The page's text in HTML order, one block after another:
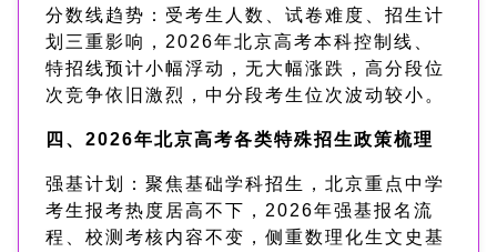
分数线趋势：受考生人数、试卷难度、招生计
划三重影响，2026年北京高考本科控制线、
特招线预计小幅浮动，无大幅涨跌，高分段位
次竞争依旧激烈，中分段考生位次波动较小。
四、2026年北京高考各类特殊招生政策梳理
强基计划：聚焦基础学科招生，北京重点中学
考生报考热度居高不下，2026年强基报名流
程、校测考核内容不变，侧重数理化生文史基